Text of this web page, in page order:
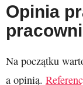
Opinia
Na początku
a opinią.